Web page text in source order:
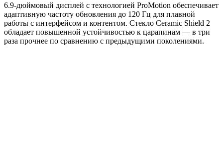
6.9-дюймовый дисплей с технологией ProMotion обеспечивает
адаптивную частоту обновления до 120 Гц для плавной
работы с интерфейсом и контентом. Стекло Ceramic Shield 2
обладает повышенной устойчивостью к царапинам — в три
раза прочнее по сравнению с предыдущими поколениями.